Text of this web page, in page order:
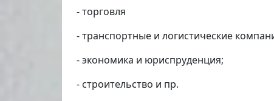
- торговля
- транспортные и логистические
- экономика и юриспруденция;
- строительство и пр.